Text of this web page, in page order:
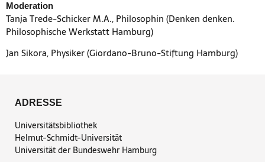
Moderation
Tanja Trede-Schicker M.A., Philosophin (Denken denken.
Philosophische Werkstatt Hamburg)
Jan Sikora, Physiker (Giordano-Bruno-Stiftung Hamburg)
ADRESSE
Universitätsbibliothek
Helmut-Schmidt-Universität
Universität der Bundeswehr Hamburg